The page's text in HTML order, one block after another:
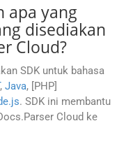
apa yang
disediakan
Cloud?
SDK untuk bahasa
, Java, [PHP]
. SDK ini membantu
Cloud ke